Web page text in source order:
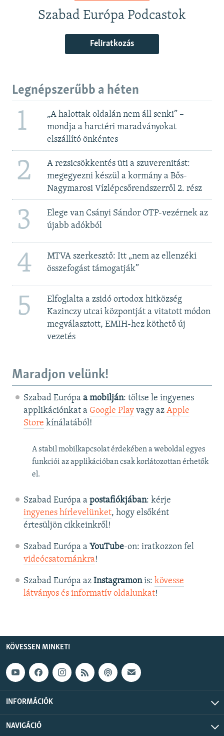
Szabad Európa Podcastok
Feliratkozás
Legnépszerűbb a héten
1
„A halottak oldalán nem áll senki” –
mondja a harctéri maradványokat
elszállító önkéntes
2
A rezsicsökkentés üti a szuverenitást:
megegyezni készül a kormány a Bős-
Nagymarosi Vízlépcsőrendszerről 2. rész
3
Elege van Csányi Sándor OTP-vezérnek az
újabb adókból
4
MTVA szerkesztő: Itt „nem az ellenzéki
összefogást támogatják”
5
Elfoglalta a zsidó ortodox hitközség
Kazinczy utcai központját a vitatott módon
megválasztott, EMIH-hez köthető új
vezetés
Maradjon velünk!
Szabad Európa a mobilján: töltse le ingyenes
applikációnkat a Google Playvagy az Apple
Store kínálatából!
A stabil mobilkapcsolat érdekében a weboldal egyes
funkciói az applikációban csak korlátozottan érhetők
el.
Szabad Európa a postafiókjában: kérje
ingyenes hírlevelünket, hogy elsőként
értesüljön cikkeinkről!
Szabad Európa a YouTube-on: iratkozzon fel
videócsatornánkra!
Szabad Európa az Instagramonis: kövesse
látványos és informatív oldalunkat! ​
KÖVESSEN MINKET!
INFORMÁCIÓK
NAVIGÁCIÓ